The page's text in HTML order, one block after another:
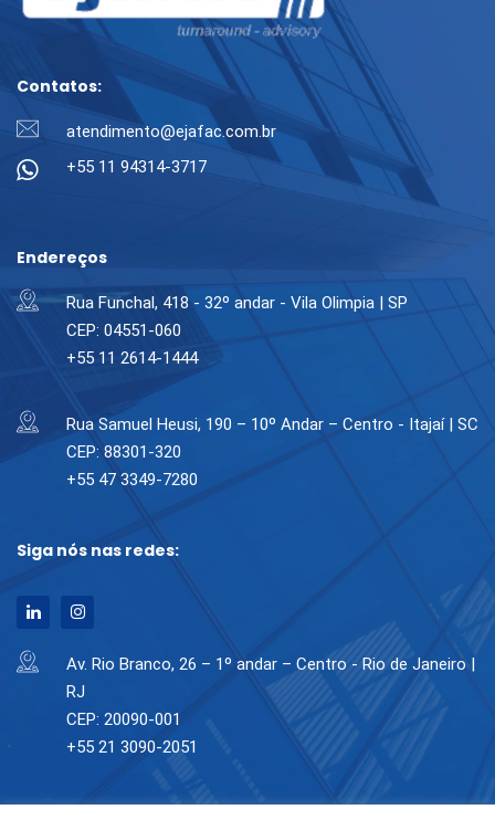
Contatos:
atendimento@ejafac.com.br
+55 11 94314-3717
Endereços
Rua Funchal, 418 - 32º andar - Vila Olimpia | SP
CEP: 04551-060
+55 11 2614-1444
Rua Samuel Heusi, 190 – 10º Andar – Centro - Itajaí | SC
CEP: 88301-320
+55 47 3349-7280
Siga nós nas redes:
Av. Rio Branco, 26 – 1º andar – Centro - Rio de Janeiro |
RJ
CEP: 20090-001
+55 21 3090-2051